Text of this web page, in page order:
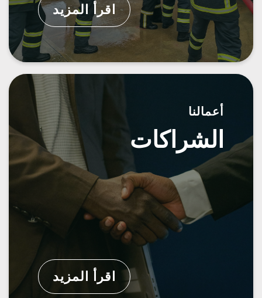
اقرأ المزيد
أعمالنا
الشراكات
اقرأ المزيد